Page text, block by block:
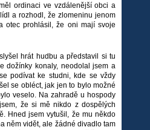
ordinaci ve vzdálenější obci a
a rozhodl, že zlomeninu jenom
otec prohlásil, že oni mají svoje
hrát hudbu a představil si tu
dožínky konaly, neodolal jsem a
podívat ke studni, kde se vždy
se obléct, jak jen to bylo možné
veselo. Na zahradě u hospody
že si mě nikdo z dospělých
Hned jsem vytušil, že mu někdo
něm vidět, ale žádné divadlo tam